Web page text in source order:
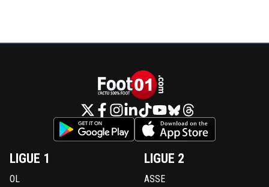
LIGUE 1
OL
LIGUE 2
ASSE